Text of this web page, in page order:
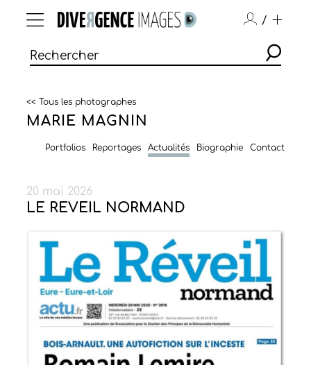
/
<< Tous les photographes
MARIE MAGNIN
Portfolios Reportages Actualités Biographie Contact
20 mai 2026
LE REVEIL NORMAND